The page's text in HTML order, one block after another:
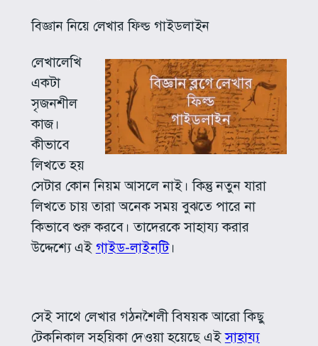
বিজ্ঞান নিয়ে লেখার ফিল্ড গাইডলাইন
লেখালেখি
একটা
সৃজনশীল
কাজ।
কীভাবে
লিখতে হয়
সেটার কোন নিয়ম আসলে নাই। কিন্তু নতুন যারা
লিখতে চায় তারা অনেক সময় বুঝতে পারে না
কিভাবে শুরু করবে। তাদেরকে সাহায্য করার
উদ্দেশ্যে এই গাইড-লাইনটি।
সেই সাথে লেখার গঠনশৈলী বিষয়ক আরো কিছু
টেকনিকাল সহয়িকা দেওয়া হয়েছে এইসাহায্য